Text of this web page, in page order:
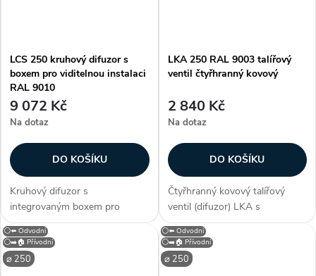
LCS 250 kruhový difuzor s
boxem pro viditelnou instalaci
RAL 9010
9 072 Kč
Na dotaz
DO KOŠÍKU
Kruhový difuzor s
integrovaným boxem pro
viditelnou instalaci LCS 250.
Difuzor je vybaven
neperforovanou čelní deskou a
lze jej použít pro přívod i odvod
LKA 250 RAL 9003 talířový
ventil čtyřhranný kovový
2 840 Kč
Na dotaz
DO KOŠÍKU
Čtyřhranný kovový talířový
ventil (difuzor) LKA s
průměrem připojení 250 mm. S
neperforovaným čelním
panelem je určen pro přívod a
odvod vzduchu. Kruhový
⌀ 250
⚪⬅️ Odvodní
⚪➡️🏠 Přívodní
⌀ 250
⚪⬅️ Odvodní
⚪➡️🏠 Přívodní